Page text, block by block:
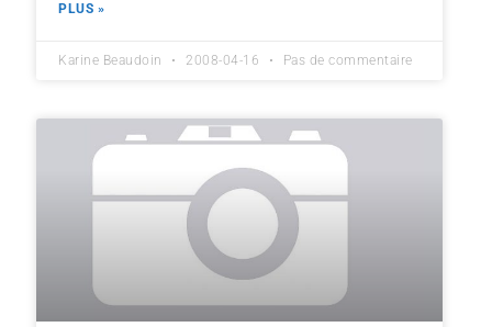
PLUS »
Karine Beaudoin 2008-04-16 Pas de commentaire